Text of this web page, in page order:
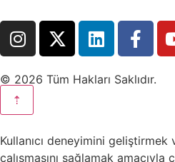
© 2026 Tüm Hakları Saklıdır.
⇡
Kullanıcı deneyimini
çalışmasını sağlamak amacıyla